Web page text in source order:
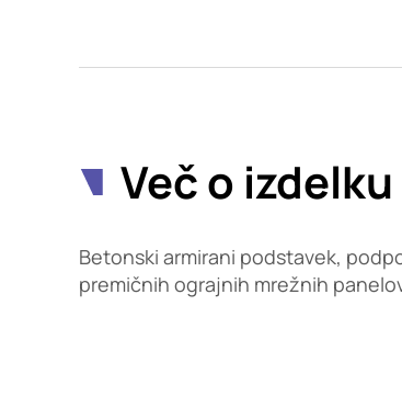
Več o izdelku
Betonski armirani podstavek,
premičnih ograjnih mrežnih